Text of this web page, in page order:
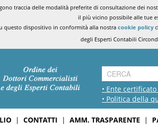
traccia delle modalità preferite di consultazione dei
il più vicino possibile alle tue
questo dispositivo in conformità alla nostra cookie policy
degli Esperti Contabili
• Ente
• Politica della
| CONTATTI | AMM. TRASPARENTE |